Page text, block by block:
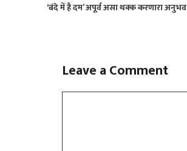
‘बंदे में है दम’ अपूर्व असा थक्क करणारा अनुभव
Leave a Comment